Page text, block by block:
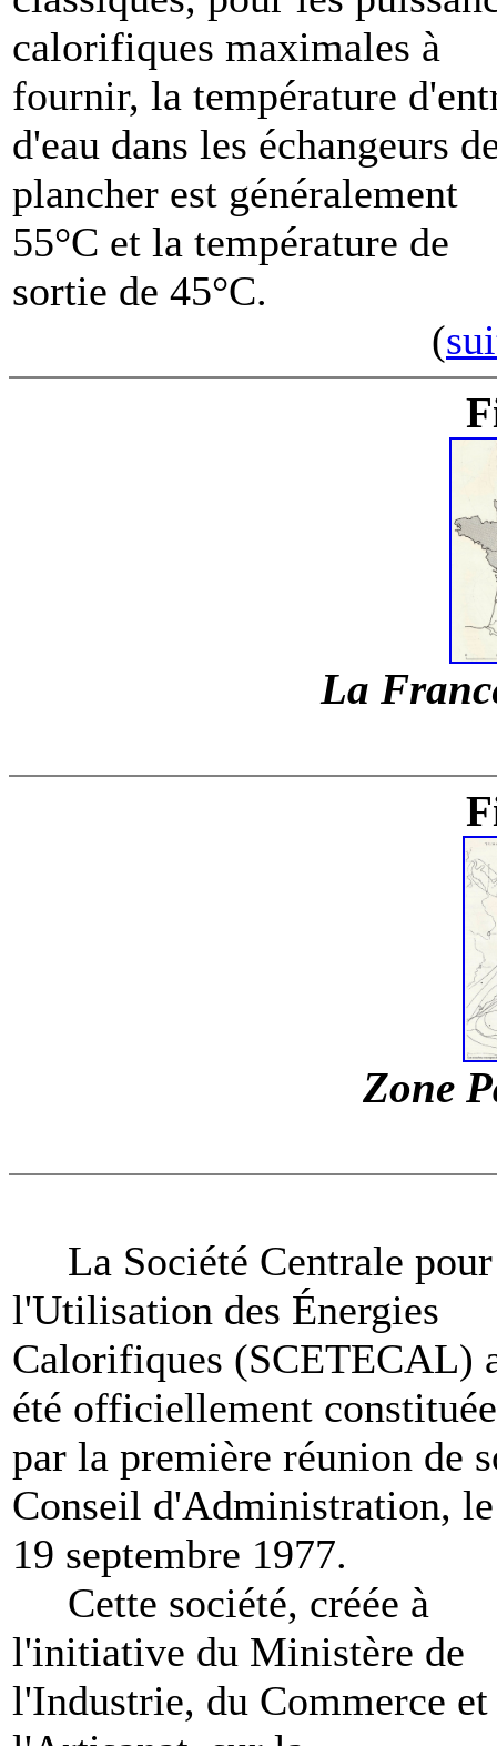
calorifiques maximales à
fournir, la température
d'eau dans les échangeurs
plancher est généralement
55°C et la température de
sortie de 45°C.
(
La
Zone
La Société Centrale pour
l'Utilisation des Énergies
Calorifiques (SCETECAL)
été officiellement constituée
par la première réunion de
Conseil d'Administration, le
19 septembre 1977.
Cette société, créée à
l'initiative du Ministère de
l'Industrie, du Commerce et